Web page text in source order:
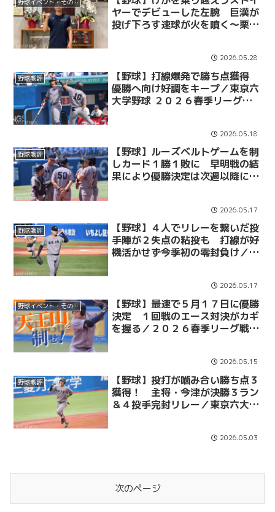
野球イベント・その他
ヤーでデビューした左腕 巨漢が
投げ下ろす速球が火を噴く～栗林
2026.05.28
野球戦評
【野球】打線爆発で勝ち点獲得
優勝へ向け好調をキープ／東京六
大学野球 ２０２６春季リーグ
2026.05.18
野球戦評
【野球】ルーズベルトゲームを制
しカード１勝１敗に 早明戦の結
果により優勝決定は次週以降に持
2026.05.17
野球戦評
【野球】４人でリレーを繋いだ投
手陣が２失点の粘投も 打線が好
機活かせず今季初の零封負け／東
2026.05.17
野球イベント・その他
【野球】最速で５月１７日に優勝
決定 １回戦のエース対決がカギ
を握る／２０２６春季リーグ戦
2026.05.15
野球戦評
【野球】投打が噛み合い勝ち点３
獲得！ 主将・今津が決勝３ラン
＆４投手完封リレー／東京六大学
2026.05.03
次のページ